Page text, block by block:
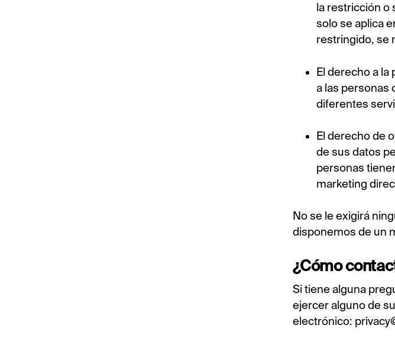
la restricción o
solo se aplica
restringido, se
El derecho a la
a las personas
diferentes
El derecho de
de sus datos
personas
marketing
No se le exigirá
disponemos de un
¿Cómo
Si tiene alguna
ejercer alguno de
electrónico: